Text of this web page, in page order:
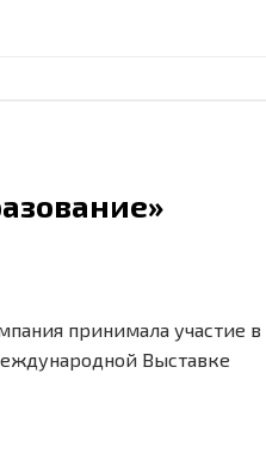
принимала участие в
Выставке